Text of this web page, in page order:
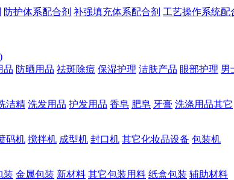
防护体系配合剂 补强填充体系配合剂 工艺操作系统配
品 防晒用品 祛斑除痘 保湿护理 洁肤产品 眼部护理 男
洁精 洗发用品 护发用品 香皂 肥皂 牙膏 洗涤用品其它
码机 搅拌机 成型机 封口机 其它化妆品设备 包装机
装 金属包装 新材料 其它包装用料 纸盒包装 辅助材料